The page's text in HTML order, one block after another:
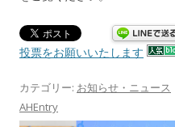
投票をお願いいたします
カテゴリー: お知らせ・ニュース
AHEntry